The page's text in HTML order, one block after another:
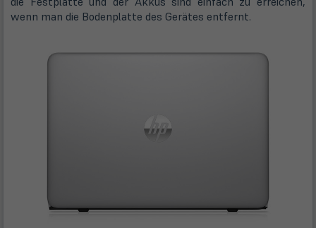
wenn man die Bodenplatte des Gerätes entfernt.